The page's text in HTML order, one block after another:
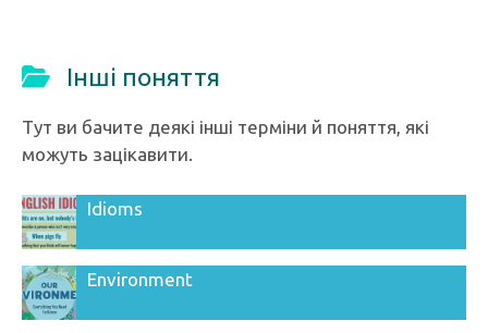
Інші поняття
Тут ви бачите деякі інші терміни й поняття, які
можуть зацікавити.
Idioms
Environment